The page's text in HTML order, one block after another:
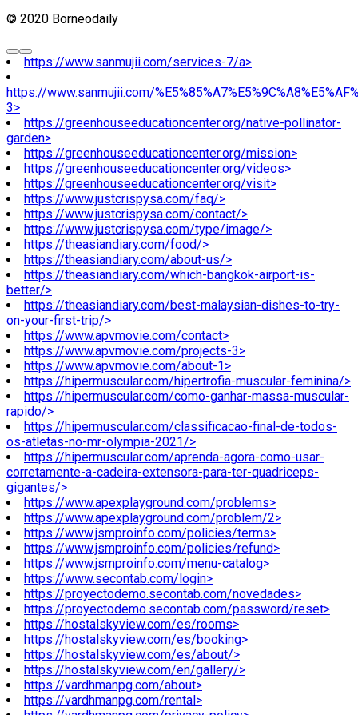
© 2020 Borneodaily
https://www.sanmujii.com/services-7/a>
https://www.sanmujii.com/
3>
https://greenhouseeducationcenter.org/native-pollinator-
garden>
https://greenhouseeducationcenter.org/mission>
https://greenhouseeducationcenter.org/videos>
https://greenhouseeducationcenter.org/visit>
https://www.justcrispysa.com/faq/>
https://www.justcrispysa.com/contact/>
https://www.justcrispysa.com/type/image/>
https://theasiandiary.com/food/>
https://theasiandiary.com/about-us/>
https://theasiandiary.com/which-bangkok-airport-is-
better/>
https://theasiandiary.com/best-malaysian-dishes-to-try-
on-your-first-trip/>
https://www.apvmovie.com/contact>
https://www.apvmovie.com/projects-3>
https://www.apvmovie.com/about-1>
https://hipermuscular.com/hipertrofia-muscular-feminina/>
https://hipermuscular.com/como-ganhar-massa-muscular-
rapido/>
https://hipermuscular.com/classificacao-final-de-todos-
os-atletas-no-mr-olympia-2021/>
https://hipermuscular.com/aprenda-agora-como-usar-
corretamente-a-cadeira-extensora-para-ter-quadriceps-
gigantes/>
https://www.apexplayground.com/problems>
https://www.apexplayground.com/problem/2>
https://www.jsmproinfo.com/policies/terms>
https://www.jsmproinfo.com/policies/refund>
https://www.jsmproinfo.com/menu-catalog>
https://www.secontab.com/login>
https://proyectodemo.secontab.com/novedades>
https://proyectodemo.secontab.com/password/reset>
https://hostalskyview.com/es/rooms>
https://hostalskyview.com/es/booking>
https://hostalskyview.com/es/about/>
https://hostalskyview.com/en/gallery/>
https://vardhmanpg.com/about>
https://vardhmanpg.com/rental>